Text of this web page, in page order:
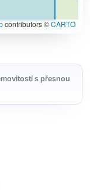
contributors ©CARTO
s přesnou